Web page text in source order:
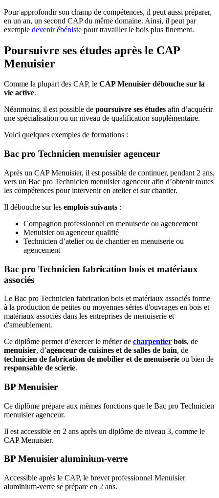
Pour approfondir son champ de compétences, il peut aussi préparer,
en un an, un second CAP du même domaine. Ainsi, il peut par
exemple devenir ébéniste pour travailler le bois plus finement.
Poursuivre ses études après le CAP
Menuisier
Comme la plupart des CAP, le CAP Menuisier débouche sur la
vie active.
Néanmoins, il est possible de poursuivre ses études afin d’acquérir
une spécialisation ou un niveau de qualification supplémentaire.
Voici quelques exemples de formations :
Bac pro Technicien menuisier agenceur
Après un CAP Menuisier, il est possible de continuer, pendant 2 ans,
vers un Bac pro Technicien menuisier agenceur afin d’obtenir toutes
les compétences pour intervenir en atelier et sur chantier.
Il débouche sur les emplois suivants :
Compagnon professionnel en menuiserie ou agencement
Menuisier ou agenceur qualifié
Technicien d’atelier ou de chantier en menuiserie ou
agencement
Bac pro Technicien fabrication bois et matériaux
associés
Le Bac pro Technicien fabrication bois et matériaux associés forme
à la production de petites ou moyennes séries d'ouvrages en bois et
matériaux associés dans les entreprises de menuiserie et
d'ameublement.
Ce diplôme permet d’exercer le métier de charpentier bois, de
menuisier, d’agenceur de cuisines et de salles de bain, de
technicien de fabrication de mobilier et de menuiserie ou bien de
responsable de scierie.
BP Menuisier
Ce diplôme prépare aux mêmes fonctions que le Bac pro Technicien
menuisier agenceur.
Il est accessible en 2 ans après un diplôme de niveau 3, comme le
CAP Menuisier.
BP Menuisier aluminium-verre
Accessible après le CAP, le brevet professionnel Menuisier
aluminium-verre se prépare en 2 ans.